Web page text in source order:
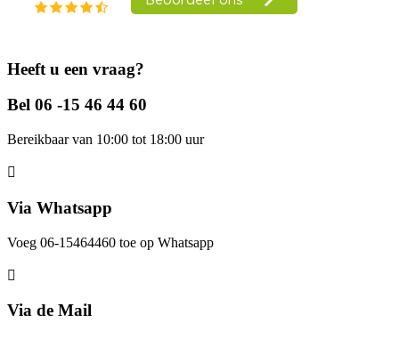
Heeft u een vraag?
Bel 06 -15 46 44 60
Bereikbaar van 10:00 tot 18:00 uur
Via Whatsapp
Voeg 06-15464460 toe op Whatsapp
Via de Mail